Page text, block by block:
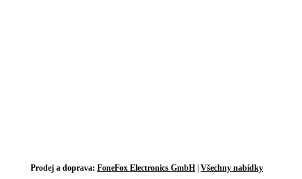
Prodej a doprava: FoneFox Electronics GmbH| Všechny nabídky